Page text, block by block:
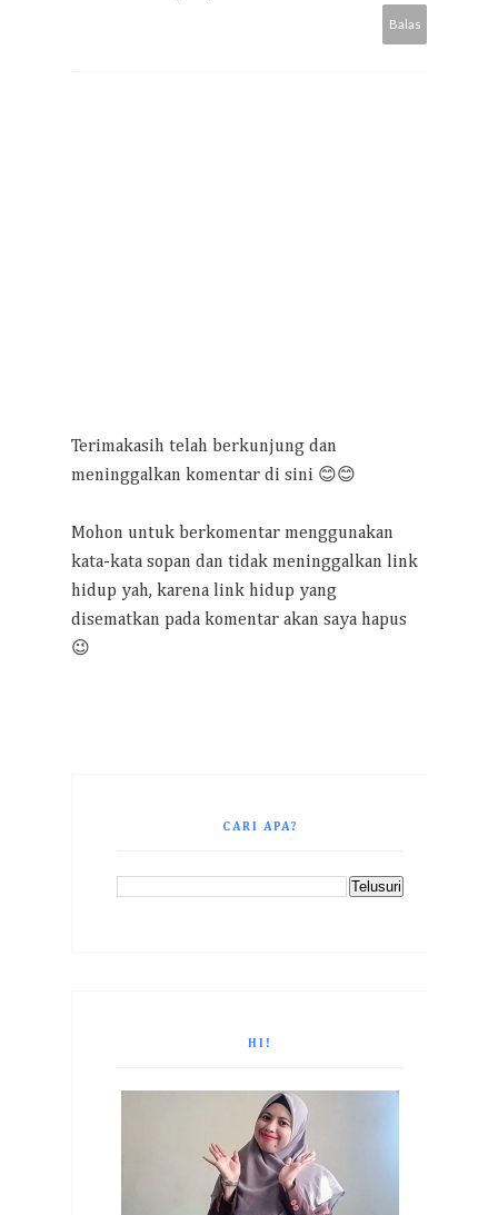
Balas
Terimakasih telah berkunjung dan
meninggalkan komentar di sini 😊😊
Mohon untuk berkomentar menggunakan
kata-kata sopan dan tidak meninggalkan link
hidup yah, karena link hidup yang
disematkan pada komentar akan saya hapus
😉
CARI APA?
HI!